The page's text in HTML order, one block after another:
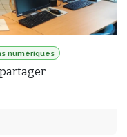
numériques
partager